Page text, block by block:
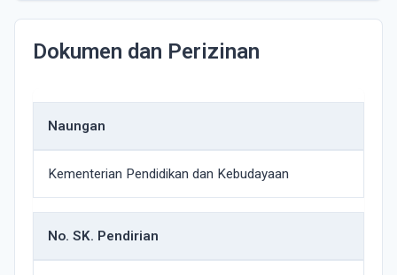
Dokumen dan Perizinan
Naungan
Kementerian Pendidikan dan Kebudayaan
No. SK. Pendirian